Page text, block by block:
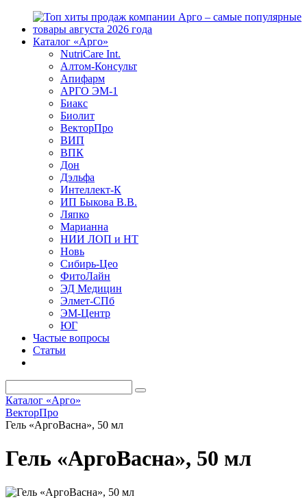
Каталог «Арго»
NutriCare Int.
Алтом-Консульт
Апифарм
АРГО ЭМ-1
Биакс
Биолит
ВекторПро
ВИП
ВПК
Дон
Дэльфа
Интеллект-К
ИП Быкова В.В.
Ляпко
Марианна
НИИ ЛОП и НТ
Новь
Сибирь-Цео
ФитоЛайн
ЭД Медицин
Элмет-СПб
ЭМ-Центр
ЮГ
Частые вопросы
Статьи
Каталог «Арго»
ВекторПро
Гель «АргоВасна», 50 мл
Гель «АргоВасна», 50 мл